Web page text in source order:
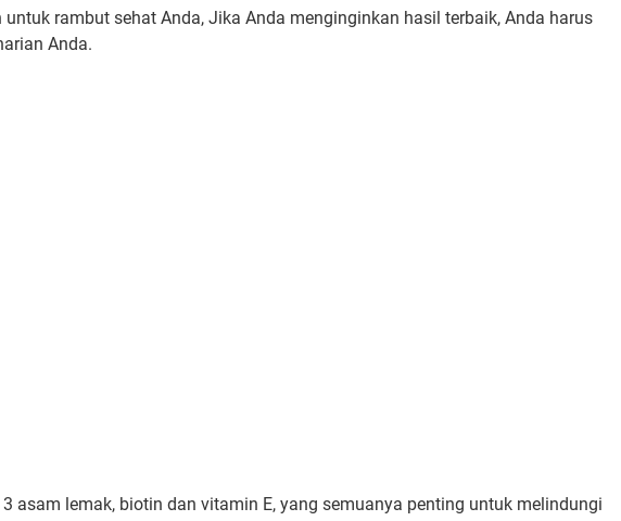
rambut sehat Anda, Jika Anda menginginkan hasil terbaik, Anda harus
Anda.
asam lemak, biotin dan vitamin E, yang semuanya penting untuk melindungi